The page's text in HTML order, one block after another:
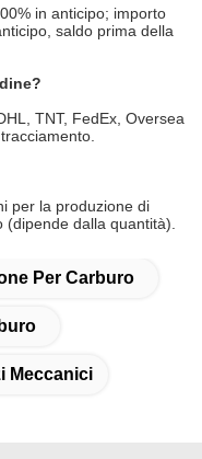
in anticipo; importo
saldo prima della
TNT, FedEx, Oversea
per la produzione di
dalla quantità).
Per Carburo
Meccanici